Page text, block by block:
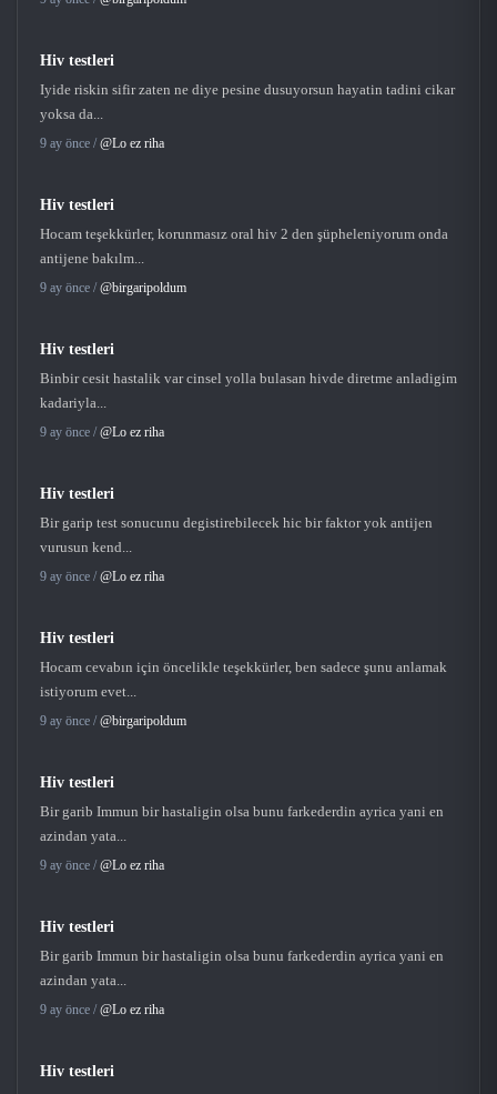
Hiv testleri
Iyide riskin sifir zaten ne diye pesine dusuyorsun hayatin tadini cikar
yoksa da...
9 ay önce / @Lo ez riha
Hiv testleri
Hocam teşekkürler, korunmasız oral hiv 2 den şüpheleniyorum onda
antijene bakılm...
9 ay önce / @birgaripoldum
Hiv testleri
Binbir cesit hastalik var cinsel yolla bulasan hivde diretme anladigim
kadariyla...
9 ay önce / @Lo ez riha
Hiv testleri
Bir garip test sonucunu degistirebilecek hic bir faktor yok antijen
vurusun kend...
9 ay önce / @Lo ez riha
Hiv testleri
Hocam cevabın için öncelikle teşekkürler, ben sadece şunu anlamak
istiyorum evet...
9 ay önce / @birgaripoldum
Hiv testleri
Bir garib Immun bir hastaligin olsa bunu farkederdin ayrica yani en
azindan yata...
9 ay önce / @Lo ez riha
Hiv testleri
Bir garib Immun bir hastaligin olsa bunu farkederdin ayrica yani en
azindan yata...
9 ay önce / @Lo ez riha
Hiv testleri